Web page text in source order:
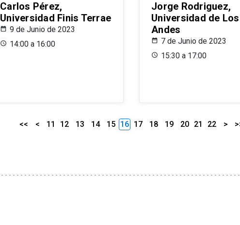
Carlos Pérez,
Universidad Finis Terrae
9 de Junio de 2023
14:00 a 16:00
Jorge Rodriguez,
Universidad de Los
Andes
7 de Junio de 2023
15:30 a 17:00
<< < 11 12 13 14 15 16 17 18 19 20 21 22 >